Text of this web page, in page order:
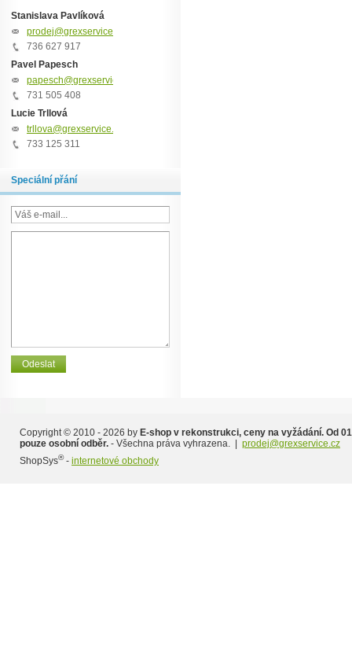
Stanislava Pavlíková
prodej@grexservice.cz
736 627 917
Pavel Papesch
papesch@grexservice.cz
731 505 408
Lucie Trllová
trllova@grexservice.cz
733 125 311
Speciální přání
Copyright © 2010 - 2026 by E-shop v rekonstrukci, ceny na vyžádání. Od
pouze osobní odběr. - Všechna práva vyhrazena. | prodej@grexservice.cz
ShopSys®- internetové obchody